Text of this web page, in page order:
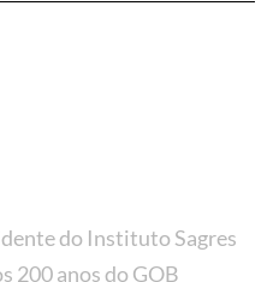
do Instituto Sagres
200 anos do GOB